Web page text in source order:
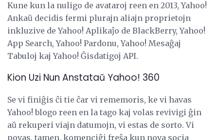
Kune kun la nuligo de avataroj reen en 2013, Yahoo!
Ankaŭ decidis fermi plurajn aliajn proprietojn
inkluzive de Yahoo! Aplikaĵo de BlackBerry, Yahoo!
App Search, Yahoo! Pardonu, Yahoo! Mesaĝaj
Tabuloj kaj Yahoo! Ĝisdatigoj API.
Kion Uzi Nun Anstataŭ Yahoo! 360
Se vi finiĝis ĉi tie ĉar vi rememoris, ke vi havas
Yahoo! blogo reen en la tago kaj volas revivigi ĝin
aŭ rekuperi viajn datumojn, vi estas de sorto. Vi
povas, tamen, komenciĝi freŝa kun nova socia